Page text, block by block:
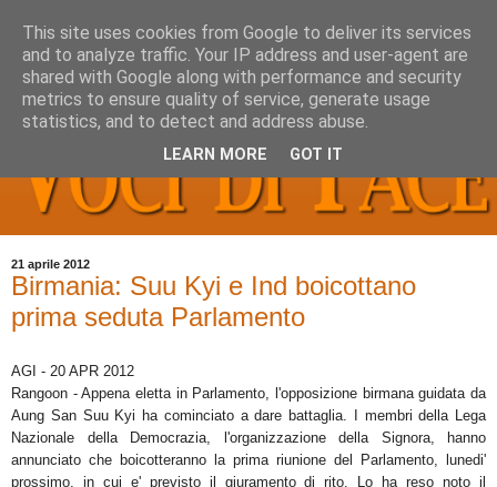
21 aprile 2012
Birmania: Suu Kyi e Ind boicottano
prima seduta Parlamento
AGI - 20 APR 2012
Rangoon - Appena eletta in Parlamento, l'opposizione birmana guidata da
Aung San Suu Kyi ha cominciato a dare battaglia. I membri della Lega
Nazionale della Democrazia, l'organizzazione della Signora, hanno
annunciato che boicotteranno la prima riunione del Parlamento, lunedi'
prossimo, in cui e' previsto il giuramento di rito. Lo ha reso noto il
This site uses cookies from Google to deliver its services
and to analyze traffic. Your IP address and user-agent are
shared with Google along with performance and security
metrics to ensure quality of service, generate usage
statistics, and to detect and address abuse.
LEARN MORE GOT IT